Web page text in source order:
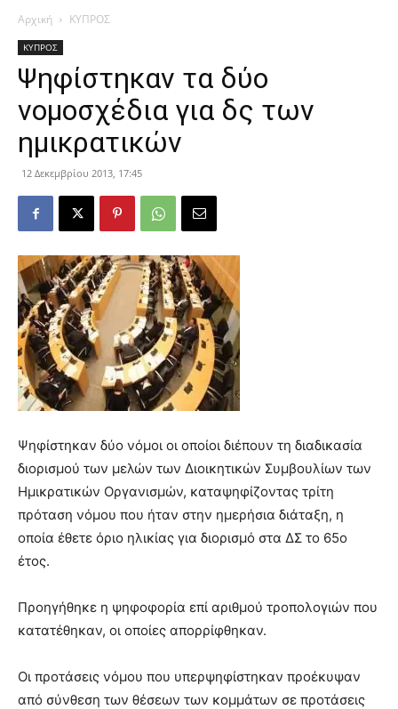
Αρχική ΚΥΠΡΟΣ
ΚΥΠΡΟΣ
Ψηφίστηκαν τα δύο
νομοσχέδια για δς των
ημικρατικών
12 Δεκεμβρίου 2013, 17:45
Ψηφίστηκαν δύο νόμοι οι οποίοι διέπουν τη διαδικασία
διορισμού των μελών των Διοικητικών Συμβουλίων των
Ημικρατικών Οργανισμών, καταψηφίζοντας τρίτη
πρόταση νόμου που ήταν στην ημερήσια διάταξη, η
οποία έθετε όριο ηλικίας για διορισμό στα ΔΣ το 65ο
έτος.
Προηγήθηκε η ψηφοφορία επί αριθμού τροπολογιών που
κατατέθηκαν, οι οποίες απορρίφθηκαν.
Οι προτάσεις νόμου που υπερψηφίστηκαν προέκυψαν
από σύνθεση των θέσεων των κομμάτων σε προτάσεις